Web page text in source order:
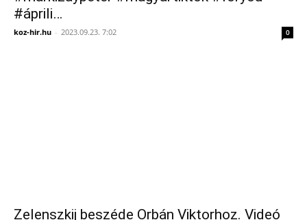
#áprili…
koz-hir.hu - 2023.09.23. 7:02 0
Zelenszkij beszéde Orbán Viktorhoz. Videó